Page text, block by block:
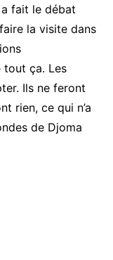
fait le débat
la visite dans
tout ça. Les
Ils ne feront
rien, ce qui n’a
de Djoma